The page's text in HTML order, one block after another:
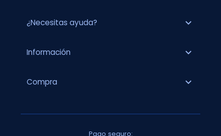
¿Necesitas ayuda? expand_more
Información expand_more
Compra expand_more
Pago seguro: